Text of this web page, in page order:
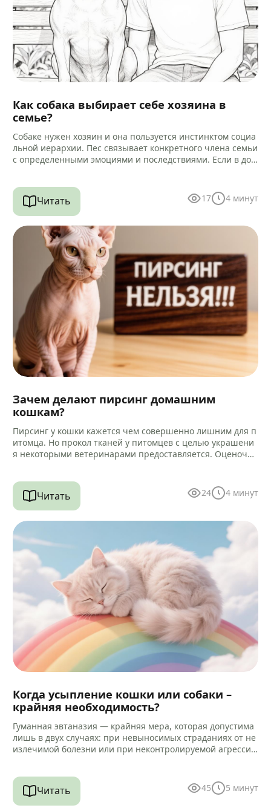
Как собака выбирает себе хозяина в
семье?
Собаке нужен хозяин и она пользуется инстинктом социа
льной иерархии. Пес связывает конкретного члена семьи
с определенными эмоциями и последствиями. Если в дом
Читать 17 4 минут
Зачем делают пирсинг домашним
кошкам?
Пирсинг у кошки кажется чем совершенно лишним для п
итомца. Но прокол тканей у питомцев с целью украшени
я некоторыми ветеринарами предоставляется. Оценочна
Читать 24 4 минут
Когда усыпление кошки или собаки –
крайняя необходимость?
Гуманная эвтаназия — крайняя мера, которая допустима
лишь в двух случаях: при невыносимых страданиях от не
излечимой болезни или при неконтролируемой агрессии
Читать 45 5 минут